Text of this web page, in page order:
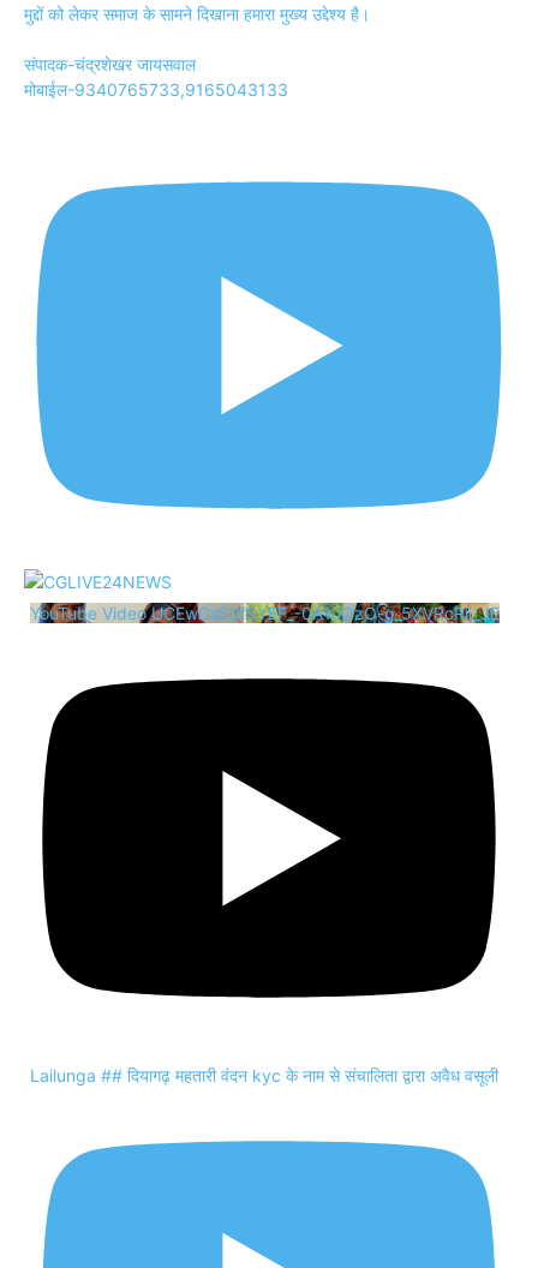
मुद्दों को लेकर समाज के सामने दिखाना हमारा मुख्य उद्देश्य है।
संपादक-चंद्रशेखर जायसवाल
मोबाईल-9340765733,9165043133
YouTube Video UCEwCsS3f5YEF_-0A1uOzO-g_5XVRcRii_JE
Lailunga ## दियागढ़ महतारी वंदन kyc के नाम से संचालिता द्वारा अवैध वसूली